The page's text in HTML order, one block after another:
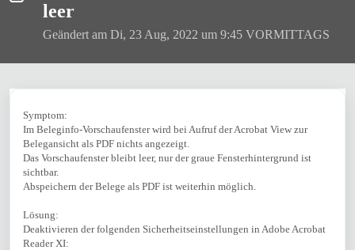
leer
Geändert am Di, 23 Aug, 2022 um 9:45 VORMITTAGS
Symptom:
Im Beleginfo-Vorschaufenster wird bei Aufruf der Acrobat View zur
Belegansicht als PDF nichts angezeigt.
Das Vorschaufenster bleibt leer, nur der graue Fensterhintergrund ist
sichtbar.
Abspeichern der Belege als PDF ist weiterhin möglich.
Lösung:
Deaktivieren der folgenden Sicherheitseinstellungen in Adobe Acrobat
Reader XI: